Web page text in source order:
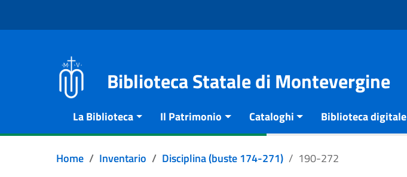
Biblioteca Statale di Montevergine
La Biblioteca Il Patrimonio Cataloghi Biblioteca digitale
Home Inventario Disciplina (buste 174-271) 190-272